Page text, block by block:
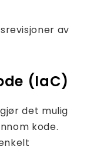
av
(IaC)
det mulig
kode.